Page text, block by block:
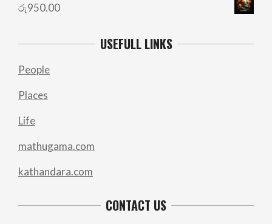
රු950.00
USEFULL LINKS
People
Places
Life
mathugama.com
kathandara.com
CONTACT US